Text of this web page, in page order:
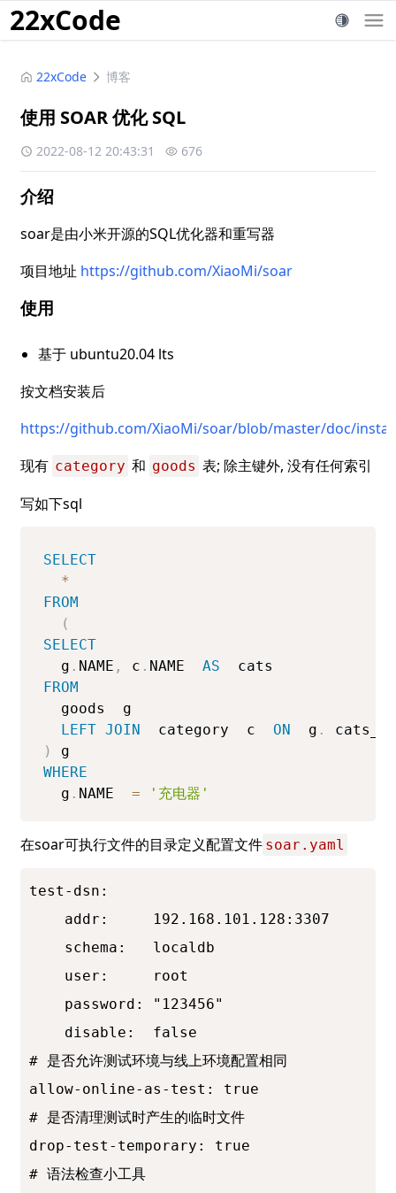
22xCode
22xCode 博客
使用 SOAR 优化 SQL
2022-08-12 20:43:31 676
介绍
soar是由小米开源的SQL优化器和重写器
项目地址 https://github.com/XiaoMi/soar
使用
基于 ubuntu20.04 lts
按文档安装后
https://github.com/XiaoMi/soar/blob/master/doc/
现有 category 和 goods 表; 除主键外, 没有任何索引
写如下sql
SELECT
*
FROM
(
SELECT
  g
. NAME , c . NAME AS
FROM
  goods  g
LEFT JOIN
  category  c
ON
  g
.
)
WHERE
  g
. NAME = '充电器'
在soar可执行文件的目录定义配置文件 soar.yaml
test-dsn:
    addr:     192.168.101.128:3307
    schema:   localdb
    user:     root
    password: "123456"
    disable:  false
# 是否允许测试环境与线上环境配置相同
allow-online-as-test: true
# 是否清理测试时产生的临时文件
drop-test-temporary: true
# 语法检查小工具